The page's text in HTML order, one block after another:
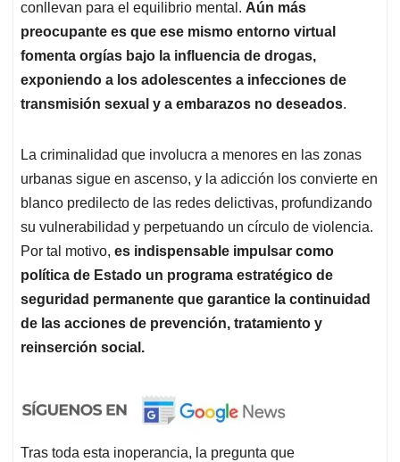
conllevan para el equilibrio mental. Aún más
preocupante es que ese mismo entorno virtual
fomenta orgías bajo la influencia de drogas,
exponiendo a los adolescentes a infecciones de
transmisión sexual y a embarazos no deseados.
La criminalidad que involucra a menores en las zonas
urbanas sigue en ascenso, y la adicción los convierte en
blanco predilecto de las redes delictivas, profundizando
su vulnerabilidad y perpetuando un círculo de violencia.
Por tal motivo, es indispensable impulsar como
política de Estado un programa estratégico de
seguridad permanente que garantice la continuidad
de las acciones de prevención, tratamiento y
reinserción social.
Tras toda esta inoperancia, la pregunta que